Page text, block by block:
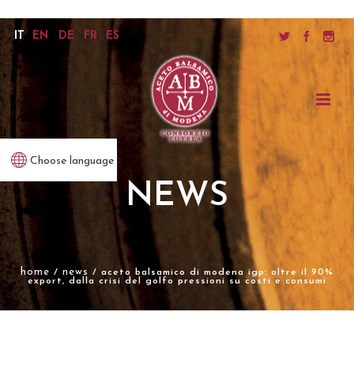
Choose language
NEWS
home / news / aceto balsamico di modena igp: oltre il 90%
export, dalla crisi del golfo pressioni su costi e consumi
IT EN DE FR ES